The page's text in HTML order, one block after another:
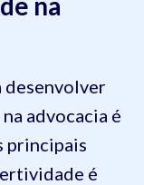
desenvolver
advocacia é
principais
é